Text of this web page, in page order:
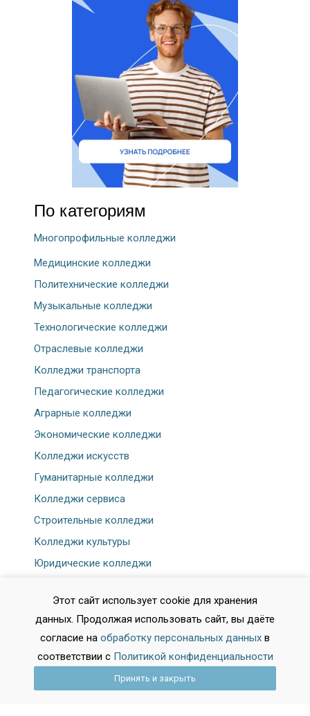
По категориям
Многопрофильные колледжи
Медицинские колледжи
Политехнические колледжи
Музыкальные колледжи
Технологические колледжи
Отраслевые колледжи
Колледжи транспорта
Педагогические колледжи
Аграрные колледжи
Экономические колледжи
Колледжи искусств
Гуманитарные колледжи
Колледжи сервиса
Строительные колледжи
Колледжи культуры
Юридические колледжи
Физкультурные колледжи
Банковский колледж
Этот сайт использует cookie для хранения
данных. Продолжая использовать сайт, вы даёте
согласие на обработку персональных данных в
соответствии с Политикой конфиденциальности
Принять и закрыть